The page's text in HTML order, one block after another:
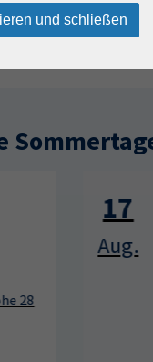
28
17
Aug.
und schließen